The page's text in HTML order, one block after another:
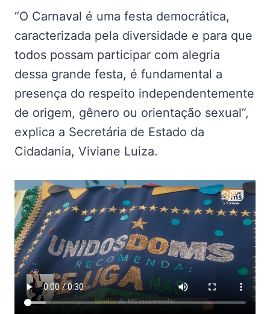
“O Carnaval é uma festa democrática,
caracterizada pela diversidade e para que
todos possam participar com alegria
dessa grande festa, é fundamental a
presença do respeito independentemente
de origem, gênero ou orientação sexual”,
explica a Secretária de Estado da
Cidadania, Viviane Luiza.